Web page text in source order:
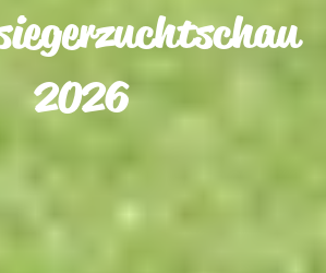
2026